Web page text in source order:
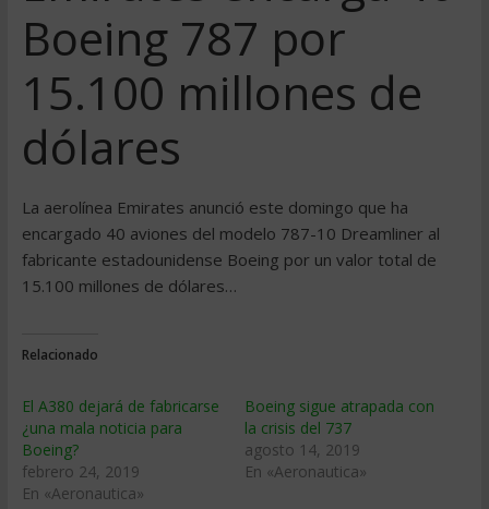
Boeing 787 por
15.100 millones de
dólares
La aerolínea Emirates anunció este domingo que ha
encargado 40 aviones del modelo 787-10 Dreamliner al
fabricante estadounidense Boeing por un valor total de
15.100 millones de dólares…
Relacionado
El A380 dejará de fabricarse
¿una mala noticia para
Boeing?
febrero 24, 2019
En «Aeronautica»
Boeing sigue atrapada con
la crisis del 737
agosto 14, 2019
En «Aeronautica»